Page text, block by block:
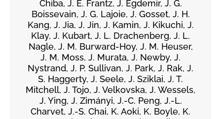
Chiba, J. E. Frantz, J. Egdemir, J. G.
Boissevain, J. G. Lajoie, J. Gosset, J. H.
Kang, J. Jia, J. Jin, J. Kamin, J. Kikuchi, J.
Klay, J. Kubart, J. L. Drachenberg, J. L.
Nagle, J. M. Burward-Hoy, J. M. Heuser,
J. M. Moss, J. Murata, J. Newby, J.
Nystrand, J. P. Sullivan, J. Park, J. Rak, J.
S. Haggerty, J. Seele, J. Sziklai, J. T.
Mitchell, J. Tojo, J. Velkovska, J. Wessels,
J. Ying, J. Zimányi, J.-C. Peng, J.-L.
Charvet, J.-S. Chai, K. Aoki, K. Boyle, K.